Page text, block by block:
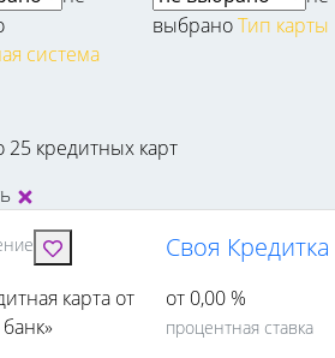
система
выбраноТип карты
кредитных карт
Своя
от 0,00 %
процентная ставка